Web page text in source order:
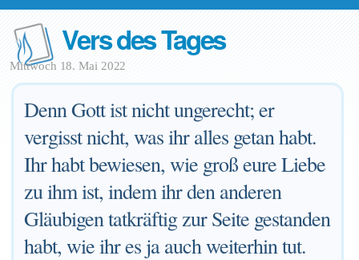
Vers des Tages
Mittwoch 18. Mai 2022
Denn Gott ist nicht ungerecht; er
vergisst nicht, was ihr alles getan habt.
Ihr habt bewiesen, wie groß eure Liebe
zu ihm ist, indem ihr den anderen
Gläubigen tatkräftig zur Seite gestanden
habt, wie ihr es ja auch weiterhin tut.